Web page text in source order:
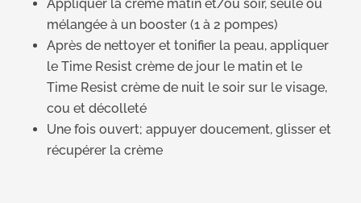
Appliquer la crème matin et/ou soir, seule ou
mélangée à un booster (1 à 2 pompes)
Après de nettoyer et tonifier la peau, appliquer
le Time Resist crème de jour le matin et le
Time Resist crème de nuit le soir sur le visage,
cou et décolleté
Une fois ouvert; appuyer doucement, glisser et
récupérer la crème